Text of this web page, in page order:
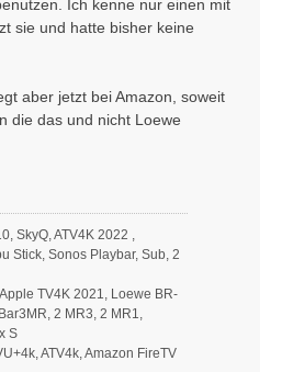
Ich kenne nur einen mit
sie und hatte bisher keine
aber jetzt bei Amazon, soweit
die das und nicht Loewe
SkyQ, ATV4K 2022 ,
Stick, Sonos Playbar, Sub, 2
TV4K 2021, Loewe BR-
2 MR3, 2 MR1,
S
ATV4k, Amazon FireTV